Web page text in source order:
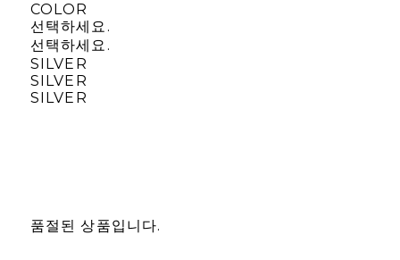
COLOR
선택하세요.
선택하세요.
SILVER
SILVER
SILVER
품절된 상품입니다.